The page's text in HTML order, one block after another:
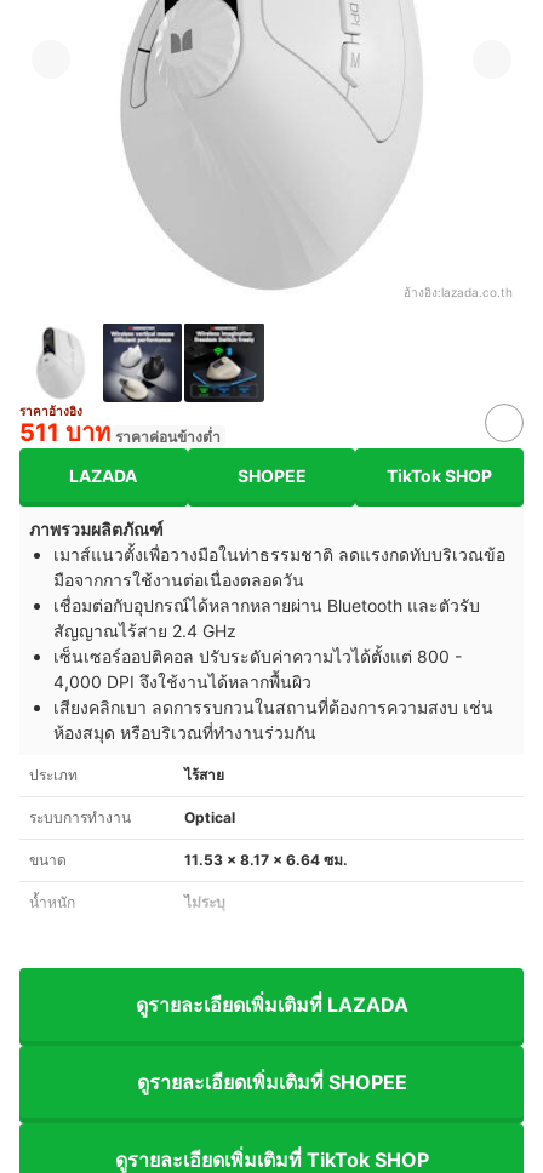
อ้างอิง:lazada.co.th
ราคาอ้างอิง
511 บาท ราคาค่อนข้างต่ำ
LAZADA SHOPEE TikTok SHOP
ภาพรวมผลิตภัณฑ์
เมาส์แนวตั้งเพื่อวางมือในท่าธรรมชาติ ลดแรงกดทับบริเวณข้อ
มือจากการใช้งานต่อเนื่องตลอดวัน
เชื่อมต่อกับอุปกรณ์ได้หลากหลายผ่าน Bluetooth และตัวรับ
สัญญาณไร้สาย 2.4 GHz
เซ็นเซอร์ออปติคอล ปรับระดับค่าความไวได้ตั้งแต่ 800 -
4,000 DPI จึงใช้งานได้หลากพื้นผิว
เสียงคลิกเบา ลดการรบกวนในสถานที่ต้องการความสงบ เช่น
ห้องสมุด หรือบริเวณที่ทำงานร่วมกัน
ประเภท ไร้สาย
ระบบการทำงาน Optical
ขนาด 11.53 x 8.17 x 6.64 ซม.
น้ำหนัก ไม่ระบุ
ดูรายละเอียดเพิ่มเติมที่ LAZADA
ดูรายละเอียดเพิ่มเติมที่ SHOPEE
ดูรายละเอียดเพิ่มเติมที่ TikTok SHOP